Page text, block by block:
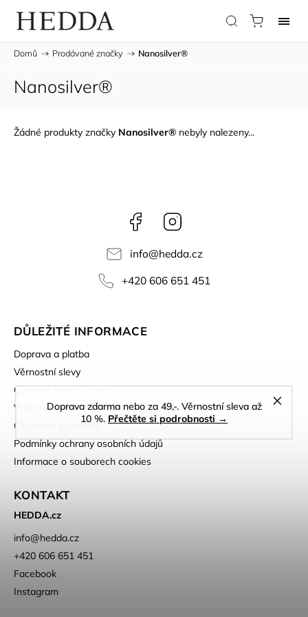
Doprava zdarma nebo za 49,-. Věrnostní sleva až
10 %. Přečtěte si podrobnosti →
Domů / Prodávané značky / Nanosilver®
Nanosilver®
Žádné produkty značky Nanosilver® nebyly nalezeny...
Facebook
info@hedda.cz
+420 606 651 451
DŮLEŽITÉ INFORMACE
Doprava a platba
Věrnostní slevy
Garance nejnižší ceny
Vrácení a reklamace zboží
Obchodní podmínky
Podmínky ochrany osobních údajů
Informace o souborech cookies
KONTAKT
HEDDA.cz
info@hedda.cz
+420 606 651 451
Facebook
Instagram